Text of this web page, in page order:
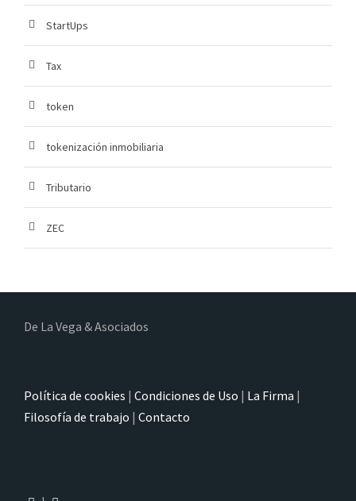
StartUps
Tax
token
tokenización inmobiliaria
Tributario
ZEC
De La Vega & Asociados
Política de cookies | Condiciones de Uso | La Firma |
Filosofía de trabajo | Contacto